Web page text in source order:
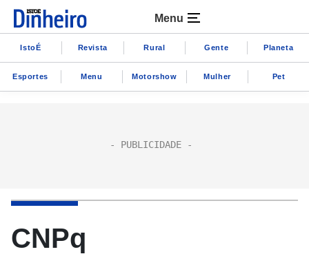
Menu
IstoÉ Revista Rural Gente Planeta
Esportes Menu Motorshow Mulher Pet
CNPq